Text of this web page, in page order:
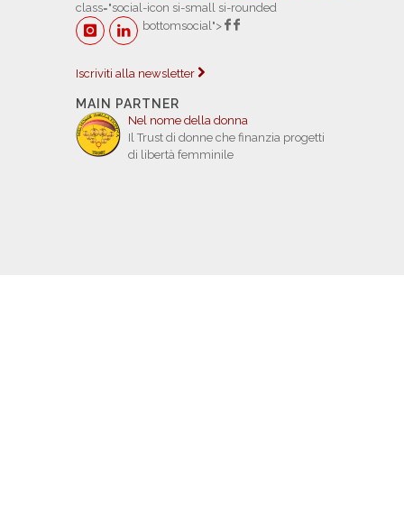
class="social-icon si-small si-rounded
bottomsocial">
Iscriviti alla newsletter
MAIN PARTNER
Nel nome della donna
Il Trust di donne che finanzia progetti
di libertà femminile